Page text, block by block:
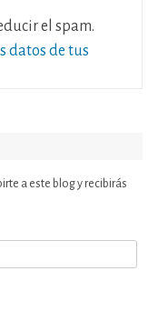
el spam.
datos de tus
a este blog y recibirás